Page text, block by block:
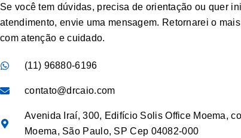
Se você tem dúvidas, precisa de orientação ou quer
atendimento, envie uma mensagem. Retornarei o
com atenção e cuidado.
(11) 96880-6196
contato@drcaio.com
Avenida Iraí, 300, Edifício Solis Office Moema,
Moema, São Paulo, SP Cep 04082-000